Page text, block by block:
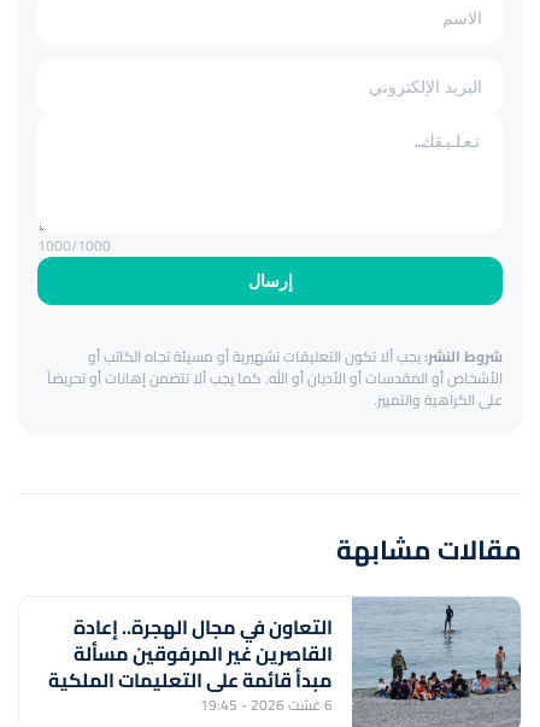
إرسال
1000/1000
شروط النشر:يجب ألا تكون التعليقات تشهيرية أو مسيئة تجاه الكاتب أو
الأشخاص أو المقدسات أو الأديان أو الله. كما يجب ألا تتضمن إهانات أو تحريضاً
على الكراهية والتمييز.
مقالات مشابهة
التعاون في مجال الهجرة.. إعادة
القاصرين غير المرفوقين مسألة
مبدأ قائمة على التعليمات الملكية
السامية (مصدر دبلوماسي)
6 غشت 2026 - 19:45